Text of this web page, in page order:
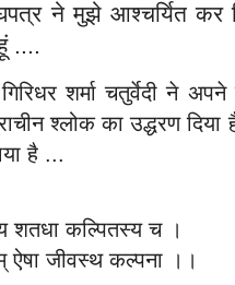
ने मुझे आश्‍चर्यित कर
....
गिरिधर शर्मा चतुर्वेदी ने
श्‍लोक का उद्धरण
है ...
शतधा कल्पितस्‍य च ।
ऐषा जीवस्‍थ कल्‍पना ।।